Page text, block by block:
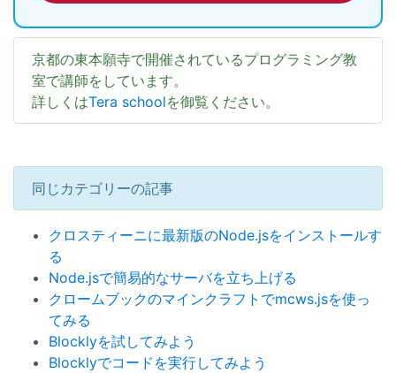
京都の東本願寺で開催されているプログラミング教
室で講師をしています。
詳しくはTera schoolを御覧ください。
同じカテゴリーの記事
クロスティーニに最新版のNode.jsをインストールす
る
Node.jsで簡易的なサーバを立ち上げる
クロームブックのマインクラフトでmcws.jsを使っ
てみる
Blocklyを試してみよう
Blocklyでコードを実行してみよう